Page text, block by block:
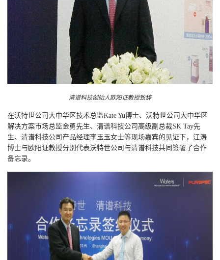
清谱科技创始人欧阳证教授致辞
在沃特世公司大中华区技术总监Kate Yu博士、沃特世公司大中华区
解决方案市场总监金勇先生、清谱科技公司高级副总裁SK Tay先
生、清谱科技公司产品经理李玉玉女士等现场嘉宾的见证下，江涛
博士与欧阳证教授分别代表沃特世公司与清谱科技共同签署了合作
备忘录。